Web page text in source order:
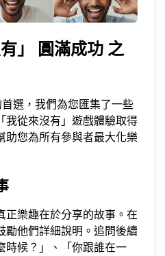
」 圓滿成功 之
首選，我們為您匯集了一些
我從來沒有」遊戲體驗取得
助您為所有參與者最大化樂
正樂趣在於分享的故事。在
勵他們詳細說明。追問後續
時候？」、「你跟誰在一